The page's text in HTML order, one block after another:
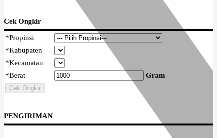
Cek Ongkir
*Propinsi
*Kabupaten
*Kecamatan
*Berat Gram
Cek Ongkir
PENGIRIMAN